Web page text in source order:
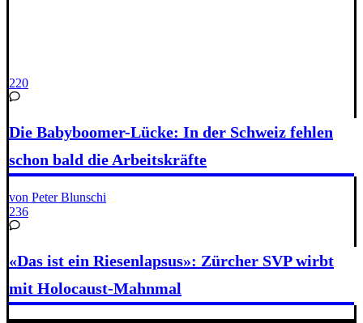
220
Die Babyboomer-Lücke: In der Schweiz fehlen
schon bald die Arbeitskräfte
von Peter Blunschi
236
«Das ist ein Riesenlapsus»: Zürcher SVP wirbt
mit Holocaust-Mahnmal